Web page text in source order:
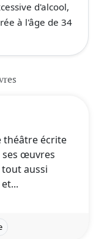
d'alcool,
à l'âge de 34
théâtre écrite
ses œuvres
aussi